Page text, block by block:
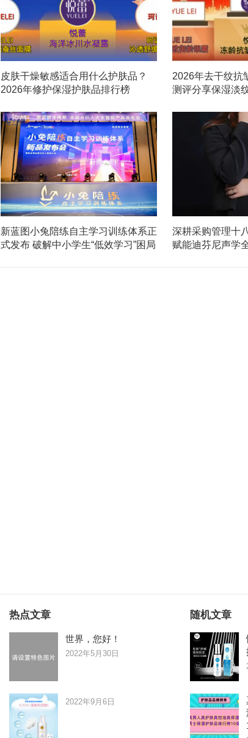
皮肤干燥敏感适合用什么护肤品？
2026年修护保湿护肤品排行榜
2026年去干纹抗
测评分享保湿淡
新蓝图小兔陪练自主学习训练体系正
式发布 破解中小学生“低效学习”困局
深耕采购管理十
赋能迪芬尼声学
热点文章
世界，您好！
2022年5月30日
2022年9月6日
随机文章